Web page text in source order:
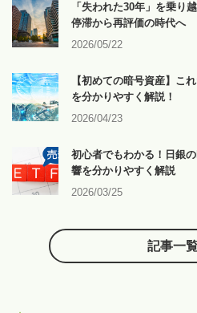
「失われた30年」を乗り
停滞から再評価の時代へ
2026/05/22
【初めての暗号資産】こ
を分かりやすく解説！
2026/04/23
初心者でもわかる！日銀
響を分かりやすく解説
2026/03/25
記事一